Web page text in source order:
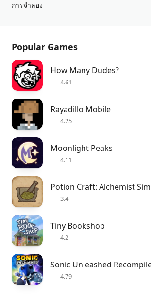
การจำลอง
Popular Games
How Many Dudes?
4.61
Rayadillo Mobile
4.25
Moonlight Peaks
4.11
Potion Craft: Alchemist
3.4
Tiny Bookshop
4.2
Sonic Unleashed
4.79